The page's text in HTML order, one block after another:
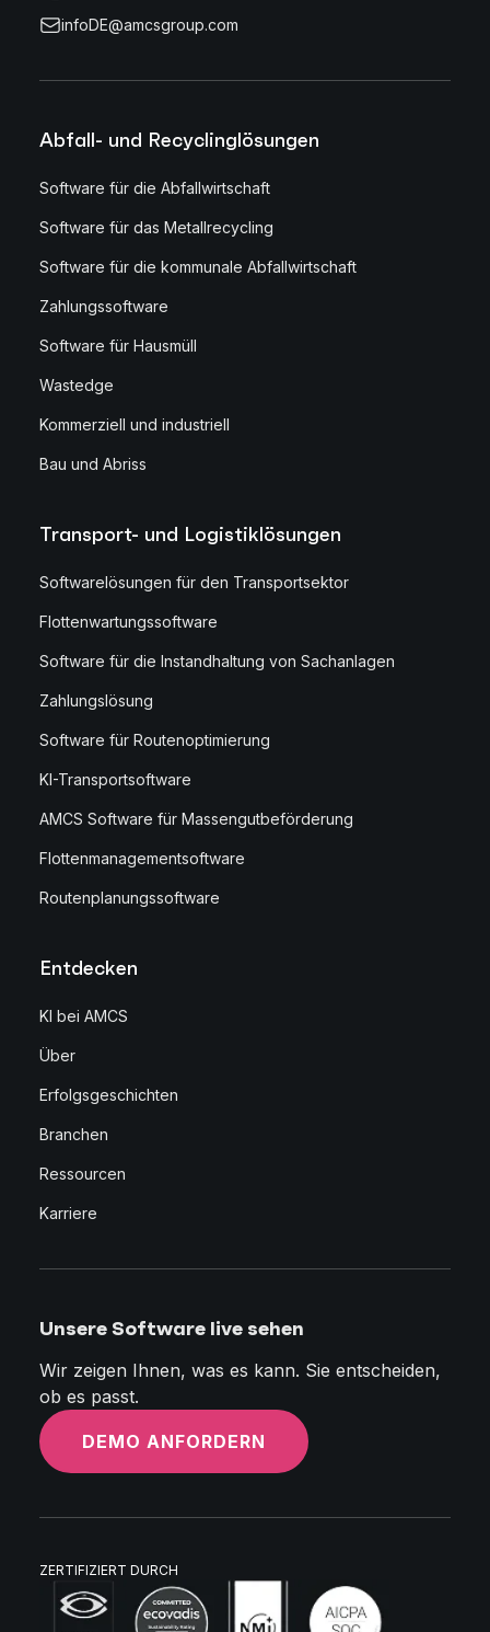
infoDE@amcsgroup.com
Abfall- und Recyclinglösungen
Software für die Abfallwirtschaft
Software für das Metallrecycling
Software für die kommunale Abfallwirtschaft
Zahlungssoftware
Software für Hausmüll
Wastedge
Kommerziell und industriell
Bau und Abriss
Transport- und Logistiklösungen
Softwarelösungen für den Transportsektor
Flottenwartungssoftware
Software für die Instandhaltung von Sachanlagen
Zahlungslösung
Software für Routenoptimierung
KI-Transportsoftware
AMCS Software für Massengutbeförderung
Flottenmanagementsoftware
Routenplanungssoftware
Entdecken
KI bei AMCS
Über
Erfolgsgeschichten
Branchen
Ressourcen
Karriere
Unsere Software live sehen
Wir zeigen Ihnen, was es kann. Sie entscheiden,
ob es passt.
DEMO ANFORDERN
ZERTIFIZIERT DURCH